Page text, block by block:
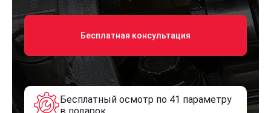
Бесплатная консультация
Бесплатный осмотр по 41 параметру